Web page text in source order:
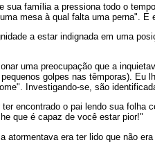
sua família a pressiona todo o
mesa à qual falta uma perna". E
a estar indignada em uma
uma preocupação que a
golpes nas têmporas). Eu
Investigando-se, são
ter encontrado o pai lendo sua
que é capaz de você estar pior!"
atormentava era ter lido que não